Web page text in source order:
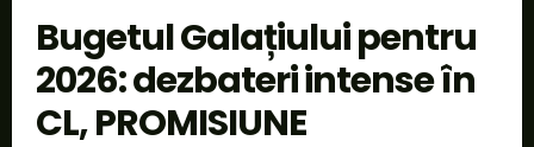
Bugetul Galațiului pentru
2026: dezbateri intense în
CL, PROMISIUNE